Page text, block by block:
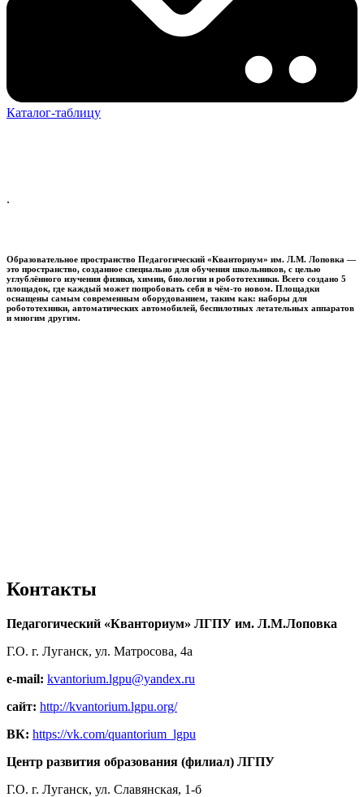
Каталог-таблицу
.
Образовательное пространство Педагогический «Кванториум» им. Л.М. Лоповка —
это пространство, созданное специально для обучения школьников, с целью
углублённого изучения физики, химии, биологии и робототехники. Всего создано 5
площадок, где каждый может попробовать себя в чём-то новом. Площадки
оснащены самым современным оборудованием, таким как: наборы для
робототехники, автоматических автомобилей, беспилотных летательных аппаратов
и многим другим.
Контакты
Педагогический «Кванториум» ЛГПУ им. Л.М.Лоповка
Г.О. г. Луганск, ул. Матросова, 4а
e-mail: kvantorium.lgpu@yandex.ru
сайт: http://kvantorium.lgpu.org/
ВК: https://vk.com/quantorium_lgpu
Центр развития образования (филиал) ЛГПУ
Г.О. г. Луганск, ул. Славянская, 1-б